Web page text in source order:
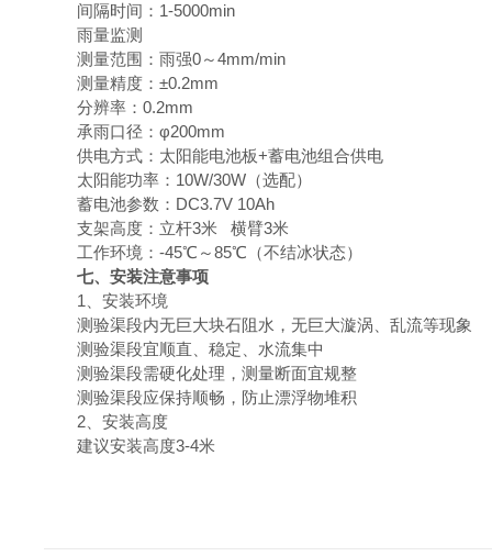
间隔时间：1-5000min
雨量监测
测量范围：雨强0～4mm/min
测量精度：±0.2mm
分辨率：0.2mm
承雨口径：φ200mm
供电方式：太阳能电池板+蓄电池组合供电
太阳能功率：10W/30W（选配）
蓄电池参数：DC3.7V 10Ah
支架高度：立杆3米 横臂3米
工作环境：-45℃～85℃（不结冰状态）
七、安装注意事项
1、安装环境
测验渠段内无巨大块石阻水，无巨大漩涡、乱流等现象
测验渠段宜顺直、稳定、水流集中
测验渠段需硬化处理，测量断面宜规整
测验渠段应保持顺畅，防止漂浮物堆积
2、安装高度
建议安装高度3-4米